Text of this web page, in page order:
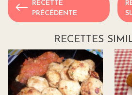
RECETTE
PRÉCÉDENTE
RECETTES